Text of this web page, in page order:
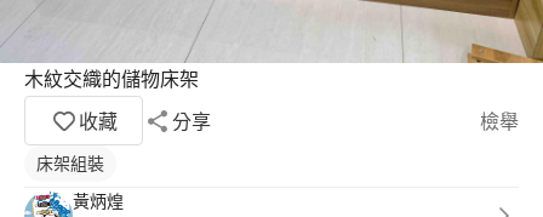
木紋交織的儲物床架
收藏
分享 檢舉
床架組裝
黃炳煌